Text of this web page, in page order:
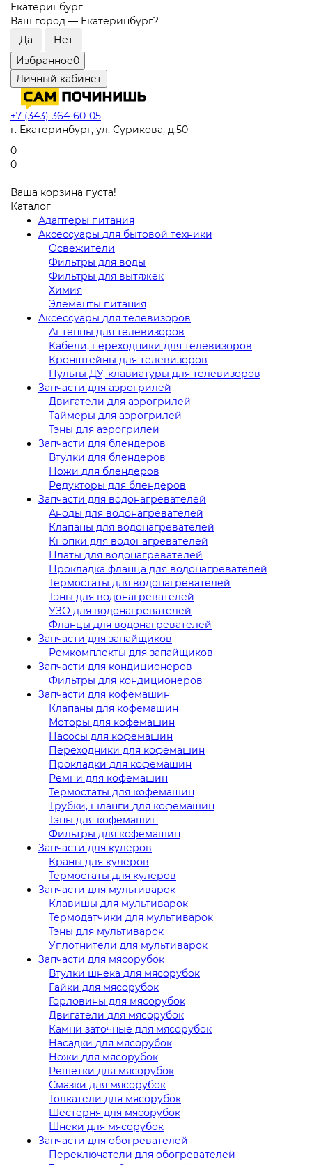
Екатеринбург
Ваш город — Екатеринбург?
Избранное0
Личный кабинет
+7 (343) 364-60-05
г. Екатеринбург, ул. Сурикова, д.50
0
0
Ваша корзина пуста!
Каталог
Адаптеры питания
Аксессуары для бытовой техники
Освежители
Фильтры для воды
Фильтры для вытяжек
Химия
Элементы питания
Аксессуары для телевизоров
Антенны для телевизоров
Кабели, переходники для телевизоров
Кронштейны для телевизоров
Пульты ДУ, клавиатуры для телевизоров
Запчасти для аэрогрилей
Двигатели для аэрогрилей
Таймеры для аэрогрилей
Тэны для аэрогрилей
Запчасти для блендеров
Втулки для блендеров
Ножи для блендеров
Редукторы для блендеров
Запчасти для водонагревателей
Аноды для водонагревателей
Клапаны для водонагревателей
Кнопки для водонагревателей
Платы для водонагревателей
Прокладка фланца для водонагревателей
Термостаты для водонагревателей
Тэны для водонагревателей
УЗО для водонагревателей
Фланцы для водонагревателей
Запчасти для запайщиков
Ремкомплекты для запайщиков
Запчасти для кондиционеров
Фильтры для кондиционеров
Запчасти для кофемашин
Клапаны для кофемашин
Моторы для кофемашин
Насосы для кофемашин
Переходники для кофемашин
Прокладки для кофемашин
Ремни для кофемашин
Термостаты для кофемашин
Трубки, шланги для кофемашин
Тэны для кофемашин
Фильтры для кофемашин
Запчасти для кулеров
Краны для кулеров
Термостаты для кулеров
Запчасти для мультиварок
Клавишы для мультиварок
Термодатчики для мультиварок
Тэны для мультиварок
Уплотнители для мультиварок
Запчасти для мясорубок
Втулки шнека для мясорубок
Гайки для мясорубок
Горловины для мясорубок
Двигатели для мясорубок
Камни заточные для мясорубок
Насадки для мясорубок
Ножи для мясорубок
Решетки для мясорубок
Смазки для мясорубок
Толкатели для мясорубок
Шестерня для мясорубок
Шнеки для мясорубок
Запчасти для обогревателей
Переключатели для обогревателей